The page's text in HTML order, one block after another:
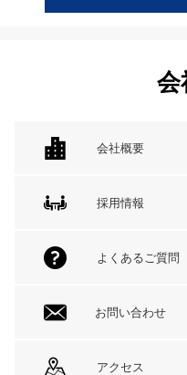
会
会社概要
採用情報
よくあるご質問
お問い合わせ
アクセス